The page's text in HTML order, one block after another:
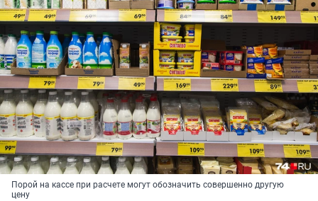
Порой на кассе при расчете могут обозначить совершенно другую
цену